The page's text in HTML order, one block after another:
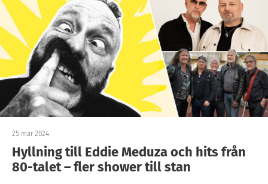
25 mar 2024
Hyllning till Eddie Meduza och hits från
80-talet – fler shower till stan